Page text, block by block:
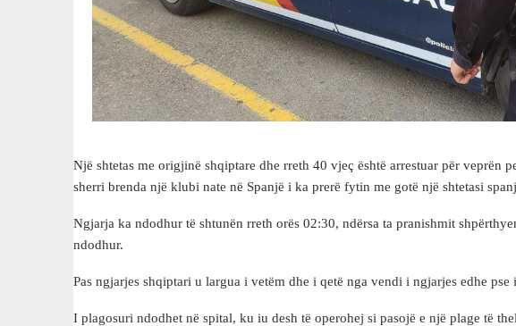
Një shtetas me origjinë shqiptare dhe rreth 40 vjeç është arrestuar për veprën
sherri brenda një klubi nate në Spanjë i ka prerë fytin me gotë një shtetasi
Ngjarja ka ndodhur të shtunën rreth orës 02:30, ndërsa ta pranishmit
ndodhur.
Pas ngjarjes shqiptari u largua i vetëm dhe i qetë nga vendi i ngjarjes edhe
I plagosuri ndodhet në spital, ku iu desh të operohej si pasojë e një plage të